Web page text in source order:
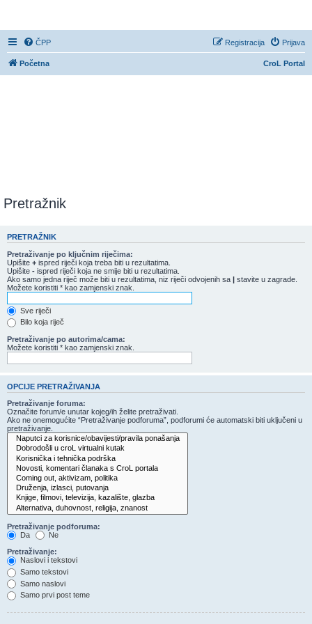
ČPP Prijava
Registracija
CroL Portal
Početna
Pretražnik
PRETRAŽNIK
Pretraživanje po ključnim riječima:
Upišite + ispred riječi koja treba biti u rezultatima.
Upišite - ispred riječi koja ne smije biti u rezultatima.
Ako samo jedna riječ može biti u rezultatima, niz riječi odvojenih sa | stavite u zagrade.
Možete koristiti * kao zamjenski znak.
Sve riječi
Bilo koja riječ
Pretraživanje po autorima/cama:
Možete koristiti * kao zamjenski znak.
OPCIJE PRETRAŽIVANJA
Pretraživanje foruma:
Označite forum/e unutar kojeg/ih želite pretraživati.
Ako ne onemogućite “Pretraživanje podforuma”, podforumi će automatski biti uključeni u
pretraživanje.
Pretraživanje podforuma:
Da
Ne
Pretraživanje:
Naslovi i tekstovi
Samo tekstovi
Samo naslovi
Samo prvi post teme